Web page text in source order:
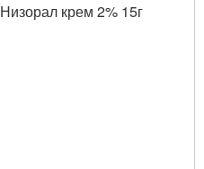
Низорал крем 2% 15г